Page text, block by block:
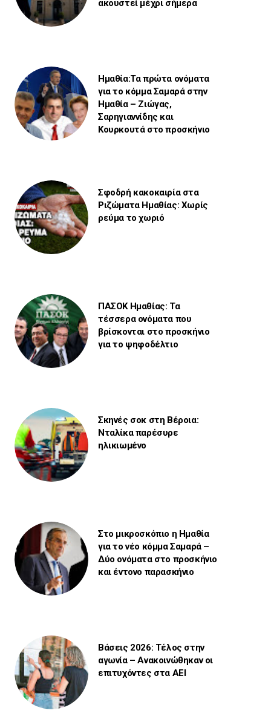
ακουστεί μέχρι σήμερα
Ημαθία:Τα πρώτα ονόματα
για το κόμμα Σαμαρά στην
Ημαθία – Ζιώγας,
Σαρηγιαννίδης και
Κουρκουτά στο προσκήνιο
Σφοδρή κακοκαιρία στα
Ριζώματα Ημαθίας: Χωρίς
ρεύμα το χωριό
ΠΑΣΟΚ Ημαθίας: Τα
τέσσερα ονόματα που
βρίσκονται στο προσκήνιο
για το ψηφοδέλτιο
Σκηνές σοκ στη Βέροια:
Νταλίκα παρέσυρε
ηλικιωμένο
Στο μικροσκόπιο η Ημαθία
για το νέο κόμμα Σαμαρά –
Δύο ονόματα στο προσκήνιο
και έντονο παρασκήνιο
Βάσεις 2026: Τέλος στην
αγωνία – Ανακοινώθηκαν οι
επιτυχόντες στα ΑΕΙ